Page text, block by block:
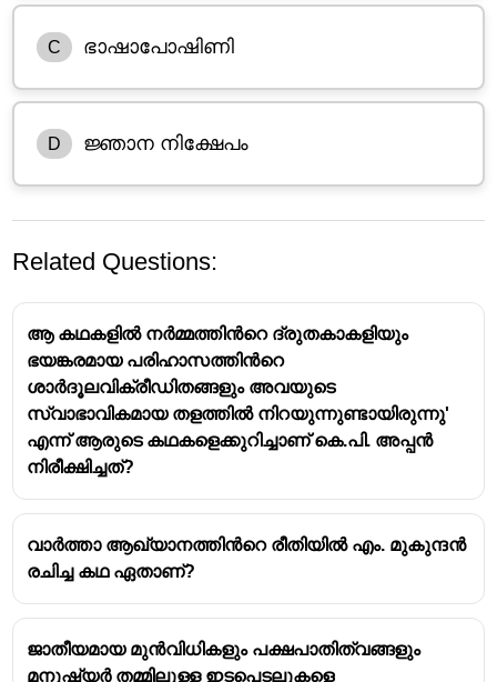
C ഭാഷാപോഷിണി
D ജ്ഞാന നിക്ഷേപം
മലയാളത്തിലെ ആദ്യ ചെറുകഥയായ
'വാസനാവികൃതി' രചിച്ചത് - വേങ്ങയിൽ
കുഞ്ഞിരാമൻ നായനാർ
നാമം - കേസരി
വാസനാവികൃതി പ്രസിദ്ധീകരിച്ച മാസിക -
വിദ്യാവിനോദിനി
പാരമ്പര്യവശാൽ കള്ളനായ
ഇക്കണ്ടവാര്യക്കുറുപ്പാണ് വാസനാവികൃതിയിലെ
Related Questions:
ആ കഥകളിൽ നർമ്മത്തിൻറെ ദ്രുതകാകളിയും
ഭയങ്കരമായ പരിഹാസത്തിൻറെ
ശാർദൂലവിക്രീഡിതങ്ങളും അവയുടെ
സ്വാഭാവികമായ തളത്തിൽ നിറയുന്നുണ്ടായിരുന്നു'
എന്ന് ആരുടെ കഥകളെക്കുറിച്ചാണ് കെ.പി. അപ്പൻ
നിരീക്ഷിച്ചത്?
വാർത്താ ആഖ്യാനത്തിൻറെ രീതിയിൽ എം. മുകുന്ദൻ
രചിച്ച കഥ ഏതാണ്?
ജാതീയമായ മുൻവിധികളും പക്ഷപാതിത്വങ്ങളും
മനുഷ്യർ തമ്മിലുള്ള ഇടപെടലുകളെ